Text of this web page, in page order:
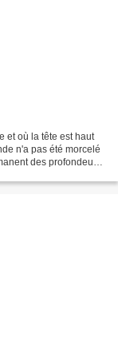
et où la tête est haut
n'a pas été morcelé
des profondeurs